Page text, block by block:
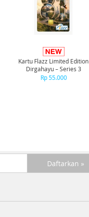
Kartu Flazz Limited Edition
Dirgahayu – Series 3
Rp 55.000